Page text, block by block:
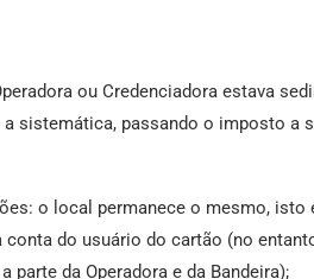
ou Credenciadora estava
sistemática, passando o imposto a
o local permanece o mesmo, isto
do usuário do cartão (no
parte da Operadora e da Bandeira);